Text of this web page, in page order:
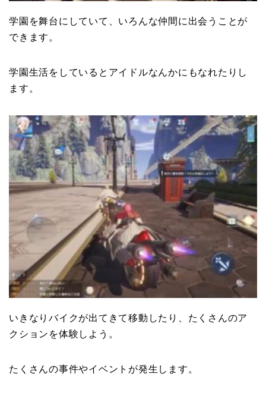
学園を舞台にしていて、いろんな仲間に出会うことが
できます。
学園生活をしているとアイドルなんかにもなれたりし
ます。
いきなりバイクが出てきて移動したり、たくさんのア
クションを体験しよう。
たくさんの事件やイベントが発生します。